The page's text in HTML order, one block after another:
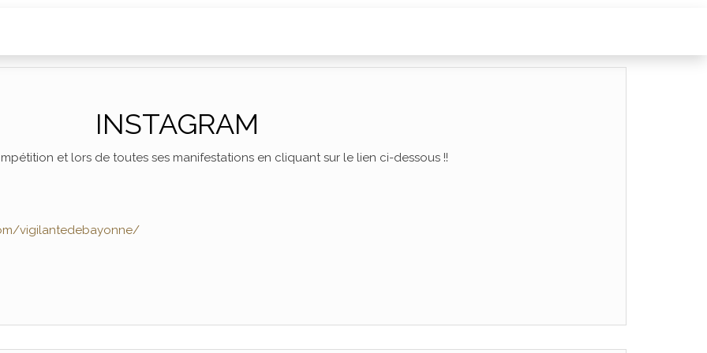
INSTAGRAM
et lors de toutes ses manifestations en cliquant sur le lien ci-dessous !!
vigilantedebayonne/